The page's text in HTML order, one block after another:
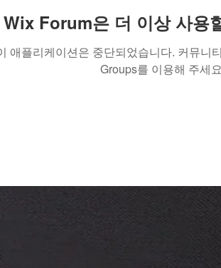
Wix Forum은 더 이상 사용
애플리케이션은 중단되었습니다. 커뮤니
Groups를 이용해 주세